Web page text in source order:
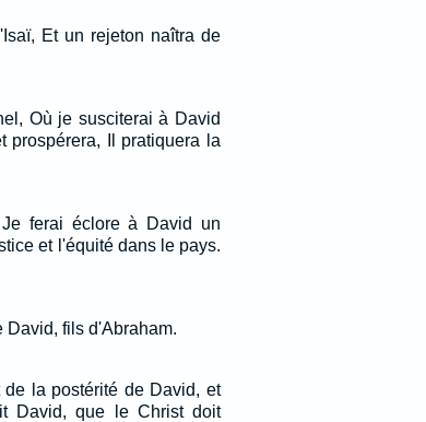
Et un rejeton naîtra de
Où je susciterai à David
prospérera, Il pratiquera la
ferai éclore à David un
et l'équité dans le pays.
David, fils d'Abraham.
la postérité de David, et
David, que le Christ doit